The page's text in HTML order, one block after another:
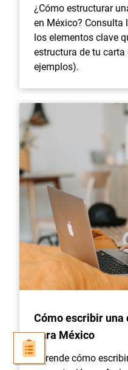
¿Cómo estructurar
en México? Consulta
los elementos clave
estructura de tu
ejemplos).
Cómo escribir
para México
Aprende cómo